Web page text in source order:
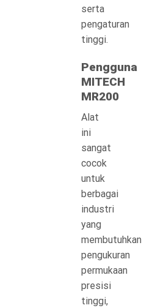
serta
pengaturan
tinggi.
Pengguna
MITECH
MR200
Alat
ini
sangat
cocok
untuk
berbagai
industri
yang
membutuhkan
pengukuran
permukaan
presisi
tinggi,